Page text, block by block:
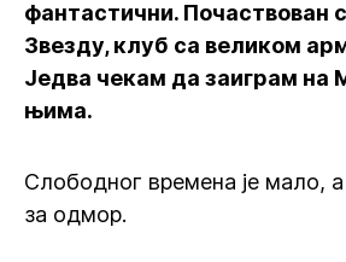
фантастични. Почаствован
Звезду, клуб са великом
Једва чекам да заиграм на
њима.
Слободног времена је мало,
за одмор.